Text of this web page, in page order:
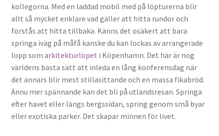
kollegorna. Med en laddad mobil med på löpturerna blir
allt så mycket enklare vad gäller att hitta rundor och
förstås att hitta tillbaka. Känns det osäkert att bara
springa iväg på måfå kanske du kan lockas av arrangerade
lopp som arkitekturlöpet i Köpenhamn. Det här är nog
världens bästa sätt att inleda en lång konferensdag när
det annars blir mest stillasittande och en massa fikabröd.
Ännu mer spännande kan det bli på utlandsresan. Springa
efter havet eller längs bergssidan, spring genom små byar
eller exotiska parker. Det skapar minnen för livet.